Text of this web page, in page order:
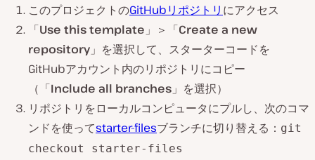
このプロジェクトのGitHubリポジトリ にアクセス
「Use this template 」＞「Create a new
repository 」を選択して、スターターコードを
GitHubアカウント内のリポジトリにコピー
（「Include all branches 」を選択）
リポジトリをローカルコンピュータにプルし、次のコマ
ンドを使ってstarter-filesブランチに切り替える： git
checkout starter-files